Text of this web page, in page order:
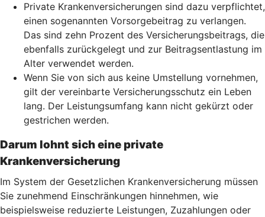
Private Krankenversicherungen sind dazu verpflichtet,
einen sogenannten Vorsorgebeitrag zu verlangen.
Das sind zehn Prozent des Versicherungsbeitrags, die
ebenfalls zurückgelegt und zur Beitragsentlastung im
Alter verwendet werden.
Wenn Sie von sich aus keine Umstellung vornehmen,
gilt der vereinbarte Versicherungsschutz ein Leben
lang. Der Leistungsumfang kann nicht gekürzt oder
gestrichen werden.
Darum lohnt sich eine private
Krankenversicherung
Im System der Gesetzlichen Krankenversicherung müssen
Sie zunehmend Einschränkungen hinnehmen, wie
beispielsweise reduzierte Leistungen, Zuzahlungen oder